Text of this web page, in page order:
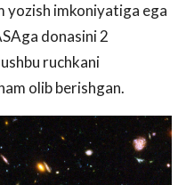
yozish imkoniyatiga ega
donasini 2
ruchkani
olib berishgan.